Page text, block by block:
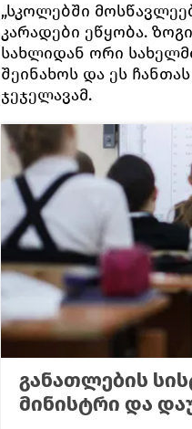
„სკოლებში
კარადები ეწყობა.
სახლიდან ორი
შეინახოს და ეს
ჯეჯელავამ.
განათლების
მინისტრი და